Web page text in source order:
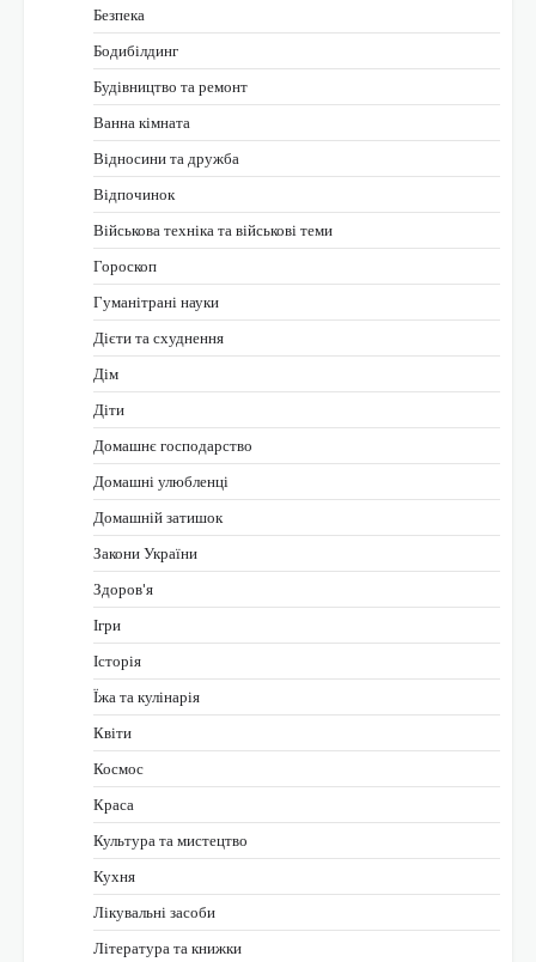
Безпека
Бодибілдинг
Будівництво та ремонт
Ванна кімната
Відносини та дружба
Відпочинок
Військова техніка та військові теми
Гороскоп
Гуманітрані науки
Дієти та схуднення
Дім
Діти
Домашнє господарство
Домашні улюбленці
Домашній затишок
Закони України
Здоров'я
Ігри
Історія
Їжа та кулінарія
Квіти
Космос
Краса
Культура та мистецтво
Кухня
Лікувальні засоби
Література та книжки